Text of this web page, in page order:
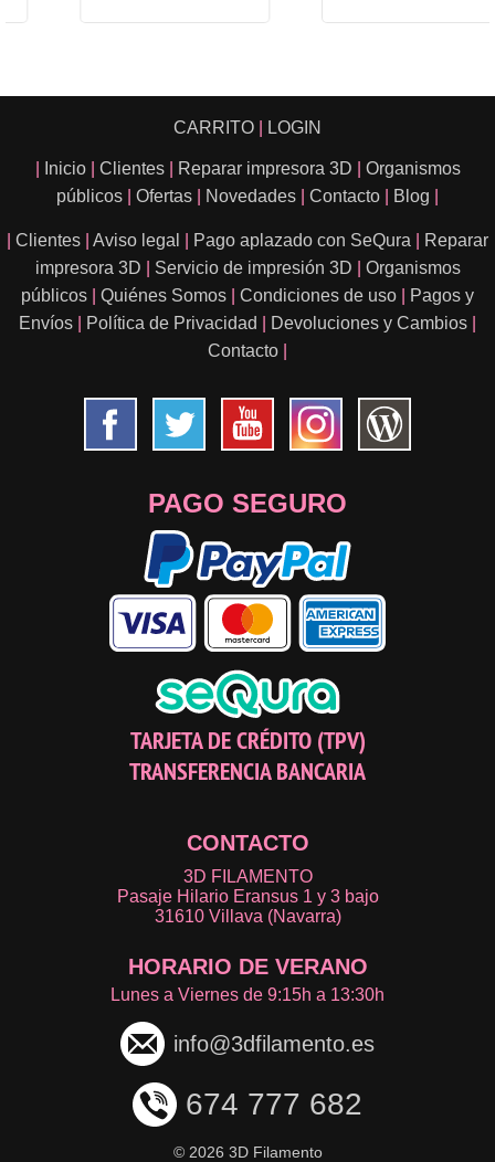
CARRITO LOGIN
Inicio Clientes Reparar impresora 3D
Organismos
públicos
Ofertas Novedades Contacto Blog
Clientes Aviso legal Pago aplazado con SeQura
Reparar
impresora 3D
Servicio de impresión 3D
Organismos
públicos
Quiénes Somos Condiciones de uso
Pagos y
Envíos
Política de Privacidad Devoluciones y Cambios
Contacto
PAGO SEGURO
TARJETA DE CRÉDITO (TPV)
TRANSFERENCIA BANCARIA
CONTACTO
3D FILAMENTO
Pasaje Hilario Eransus 1 y 3 bajo
31610 Villava (Navarra)
HORARIO DE VERANO
Lunes a Viernes de 9:15h a 13:30h
info@3dfilamento.es
674 777 682
©2026 3D Filamento